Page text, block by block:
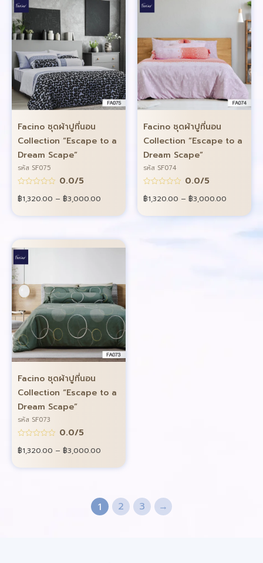
Facino ชุดผ้าปูที่นอน
Collection “Escape to a
Dream Scape”
รหัส SF075
0.0/5
฿1,320.00 – ฿3,000.00
Facino ชุดผ้าปูที่นอน
Collection “Escape to a
Dream Scape”
รหัส SF074
0.0/5
฿1,320.00 – ฿3,000.00
Facino ชุดผ้าปูที่นอน
Collection “Escape to a
Dream Scape”
รหัส SF073
0.0/5
฿1,320.00 – ฿3,000.00
1 2 3 →